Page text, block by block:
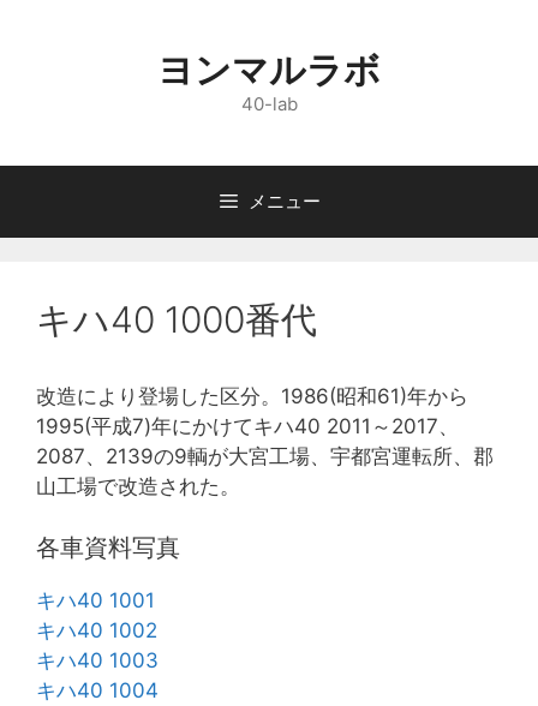
へ
ヨンマルラボ
40-lab
メニュー
キハ40 1000番代
改造により登場した区分。1986(昭和61)年から
1995(平成7)年にかけてキハ40 2011～2017、
2087、2139の9輌が大宮工場、宇都宮運転所、郡
山工場で改造された。
各車資料写真
キハ40 1001
キハ40 1002
キハ40 1003
キハ40 1004